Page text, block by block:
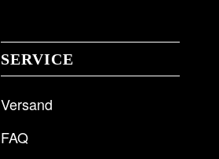
SERVICE
Versand
FAQ